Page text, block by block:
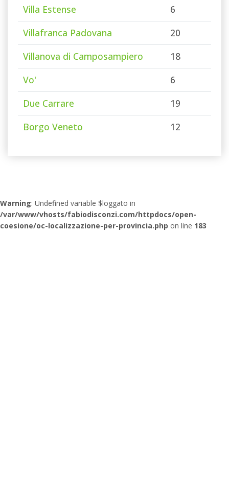
Villa Estense
6
Villafranca Padovana
20
Villanova di Camposampiero
18
Vo'
6
Due Carrare
19
Borgo Veneto
12
Warning: Undefined variable $loggato in
/var/www/vhosts/fabiodisconzi.com/httpdocs/open-
coesione/oc-localizzazione-per-provincia.php on line 183